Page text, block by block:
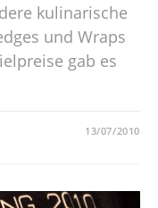
kulinarische
und Wraps
gab es
13/07/2010